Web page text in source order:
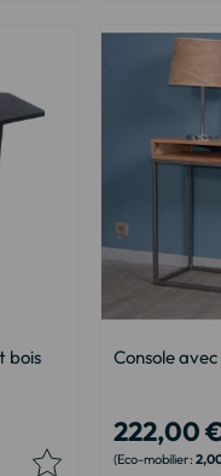
bois
Console
222,00